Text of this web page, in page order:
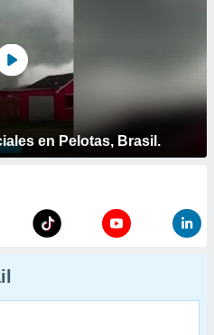
en Pelotas, Brasil.